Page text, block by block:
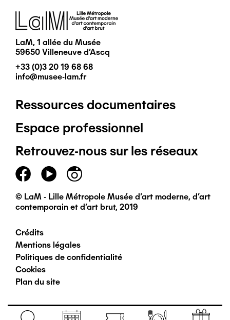
Image
LaM, 1 allée du Musée
59650 Villeneuve d'Ascq
+33 (0)3 20 19 68 68
info@musee-lam.fr
Pied
de
page
principal
Ressources documentaires
Espace professionnel
Retrouvez-nous sur les réseaux
© LaM - Lille Métropole Musée d'art moderne, d'art
contemporain et d'art brut, 2019
Pied
de
page
Crédits
Mentions légales
Politiques de confidentialité
Cookies
Plan du site